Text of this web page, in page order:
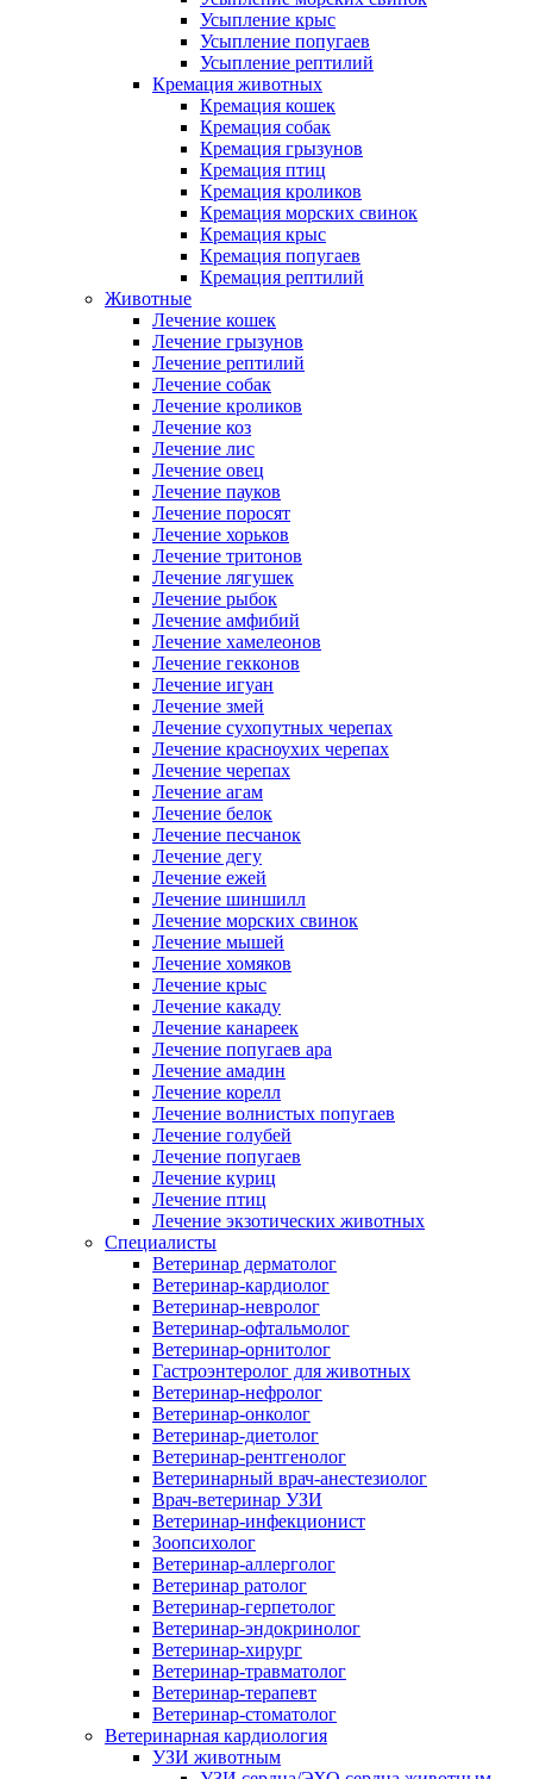
Усыпление крыс
Усыпление попугаев
Усыпление рептилий
Кремация животных
Кремация кошек
Кремация собак
Кремация грызунов
Кремация птиц
Кремация кроликов
Кремация морских свинок
Кремация крыс
Кремация попугаев
Кремация рептилий
Животные
Лечение кошек
Лечение грызунов
Лечение рептилий
Лечение собак
Лечение кроликов
Лечение коз
Лечение лис
Лечение овец
Лечение пауков
Лечение поросят
Лечение хорьков
Лечение тритонов
Лечение лягушек
Лечение рыбок
Лечение амфибий
Лечение хамелеонов
Лечение гекконов
Лечение игуан
Лечение змей
Лечение сухопутных черепах
Лечение красноухих черепах
Лечение черепах
Лечение агам
Лечение белок
Лечение песчанок
Лечение дегу
Лечение ежей
Лечение шиншилл
Лечение морских свинок
Лечение мышей
Лечение хомяков
Лечение крыс
Лечение какаду
Лечение канареек
Лечение попугаев ара
Лечение амадин
Лечение корелл
Лечение волнистых попугаев
Лечение голубей
Лечение попугаев
Лечение куриц
Лечение птиц
Лечение экзотических животных
Специалисты
Ветеринар дерматолог
Ветеринар-кардиолог
Ветеринар-невролог
Ветеринар-офтальмолог
Ветеринар-орнитолог
Гастроэнтеролог для животных
Ветеринар-нефролог
Ветеринар-онколог
Ветеринар-диетолог
Ветеринар-рентгенолог
Ветеринарный врач-анестезиолог
Врач-ветеринар УЗИ
Ветеринар-инфекционист
Зоопсихолог
Ветеринар-аллерголог
Ветеринар ратолог
Ветеринар-герпетолог
Ветеринар-эндокринолог
Ветеринар-хирург
Ветеринар-травматолог
Ветеринар-терапевт
Ветеринар-стоматолог
Ветеринарная кардиология
УЗИ животным